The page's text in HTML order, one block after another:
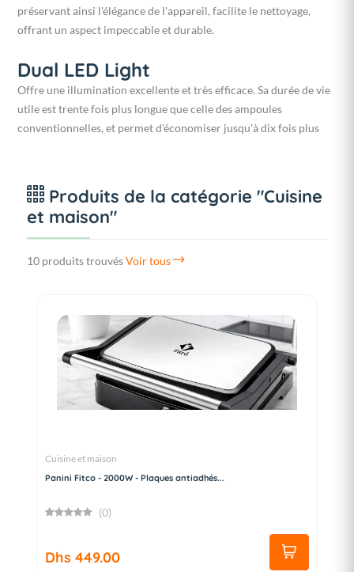
préservant ainsi l'élégance de l'appareil, facilite le nettoyage,
offrant un aspect impeccable et durable.
Dual LED Light
Offre une illumination excellente et très efficace. Sa durée de vie
utile est trente fois plus longue que celle des ampoules
conventionnelles, et permet d'économiser jusqu'à dix fois plus
Produits de la catégorie "Cuisine
et maison"
10 produits trouvésVoir tous
Cuisine et maison
Panini Fitco - 2000W - Plaques antiadhés...
(0)
Dhs 449.00